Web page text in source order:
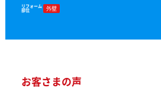
リフォーム
部位 外壁
お客さまの声